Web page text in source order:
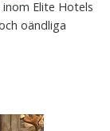
Elite Hotels
oändliga